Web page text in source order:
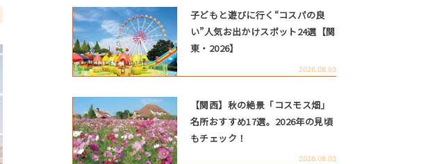
子どもと遊びに行く“コスパの良
い”人気お出かけスポット24選【関
東・2026】
2026.08.03
【関西】秋の絶景「コスモス畑」
名所おすすめ17選。2026年の見頃
もチェック！
2026.08.03